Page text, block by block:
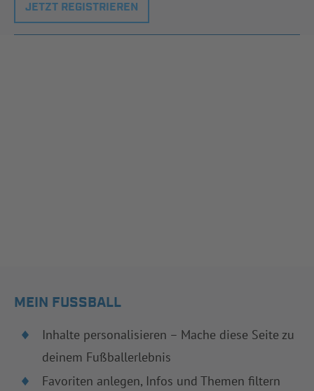
JETZT REGISTRIEREN
MEIN FUSSBALL
Inhalte personalisieren – Mache diese Seite zu
deinem Fußballerlebnis
Favoriten anlegen, Infos und Themen filtern